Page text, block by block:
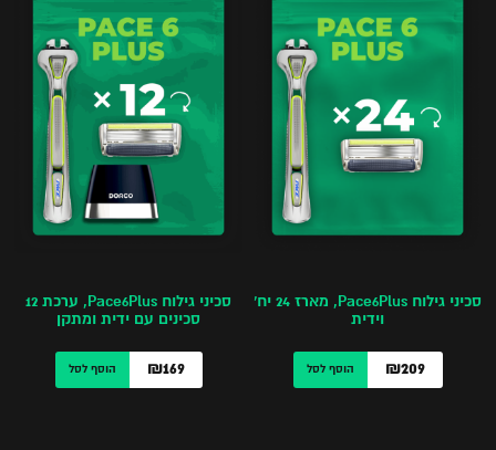
סכיני גילוח Pace6Plus, מארז 24 יח’
וידית
₪209 הוסף לסל
סכיני גילוח Pace6Plus, ערכת 12
סכינים עם ידית ומתקן
₪169 הוסף לסל